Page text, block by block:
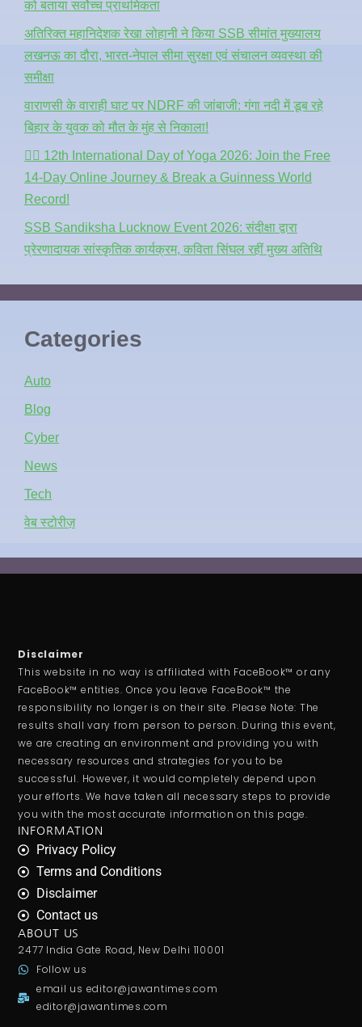
को बताया सर्वोच्च प्राथमिकता
अतिरिक्त महानिदेशक रेखा लोहानी ने किया SSB सीमांत मुख्यालय
लखनऊ का दौरा, भारत-नेपाल सीमा सुरक्षा एवं संचालन व्यवस्था की
समीक्षा
वाराणसी के वाराही घाट पर NDRF की जांबाजी: गंगा नदी में डूब रहे
बिहार के युवक को मौत के मुंह से निकाला!
🧘‍♂️ 12th International Day of Yoga 2026: Join the Free
14-Day Online Journey & Break a Guinness World
Record!
SSB Sandiksha Lucknow Event 2026: संदीक्षा द्वारा
प्रेरणादायक सांस्कृतिक कार्यक्रम, कविता सिंघल रहीं मुख्य अतिथि
Categories
Auto
Blog
Cyber
News
Tech
वेब स्टोरीज़
Disclaimer
This website in no way is affiliated with FaceBook™ or any
FaceBook™ entities. Once you leave FaceBook™ the
responsibility no longer is on their site. Please Note: The
results shall vary from person to person. During this event,
we are creating an environment and providing you with
necessary resources and strategies for you to be
successful. However, it would completely depend upon
your efforts. We have taken all necessary steps to provide
you with the most accurate information on this page.
INFORMATION
Privacy Policy
Terms and Conditions
Disclaimer
Contact us
ABOUT US
2477 India Gate Road, New Delhi 110001
Follow us
email us editor@jawantimes.com
editor@jawantimes.com